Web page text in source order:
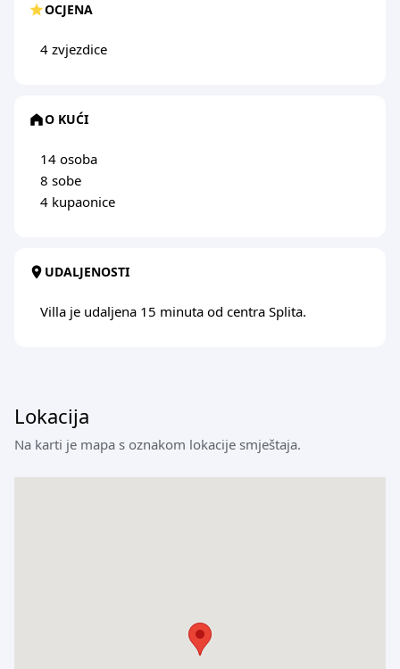
OCJENA
4 zvjezdice
O KUĆI
14 osoba
8 sobe
4 kupaonice
UDALJENOSTI
Villa je udaljena 15 minuta od centra Splita.
Lokacija
Na karti je mapa s oznakom lokacije smještaja.